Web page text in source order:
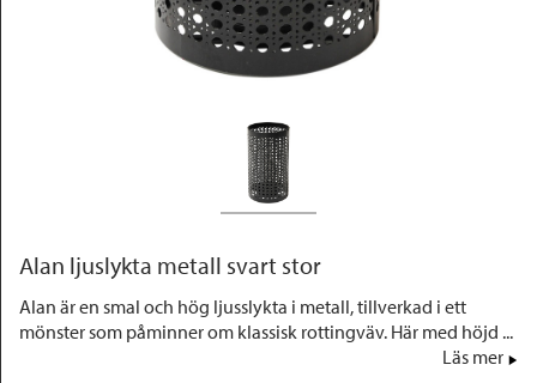
Alan ljuslykta metall svart stor
Alan är en smal och hög ljusslykta i metall, tillverkad i ett
mönster som påminner om klassisk rottingväv. Här med höjd ...
Läs mer